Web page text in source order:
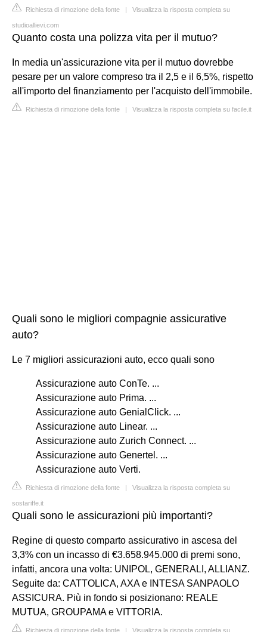
Richiesta di rimozione della fonte | Visualizza la risposta completa su
studioallievi.com
Quanto costa una polizza vita per il mutuo?
In media un'assicurazione vita per il mutuo dovrebbe
pesare per un valore compreso tra il 2,5 e il 6,5%, rispetto
all'importo del finanziamento per l'acquisto dell'immobile.
Richiesta di rimozione della fonte | Visualizza la risposta completa su facile.it
Quali sono le migliori compagnie assicurative
auto?
Le 7 migliori assicurazioni auto, ecco quali sono
Assicurazione auto ConTe. ...
Assicurazione auto Prima. ...
Assicurazione auto GenialClick. ...
Assicurazione auto Linear. ...
Assicurazione auto Zurich Connect. ...
Assicurazione auto Genertel. ...
Assicurazione auto Verti.
Richiesta di rimozione della fonte | Visualizza la risposta completa su
sostariffe.it
Quali sono le assicurazioni più importanti?
Regine di questo comparto assicurativo in ascesa del
3,3% con un incasso di €3.658.945.000 di premi sono,
infatti, ancora una volta: UNIPOL, GENERALI, ALLIANZ.
Seguite da: CATTOLICA, AXA e INTESA SANPAOLO
ASSICURA. Più in fondo si posizionano: REALE
MUTUA, GROUPAMA e VITTORIA.
Richiesta di rimozione della fonte | Visualizza la risposta completa su